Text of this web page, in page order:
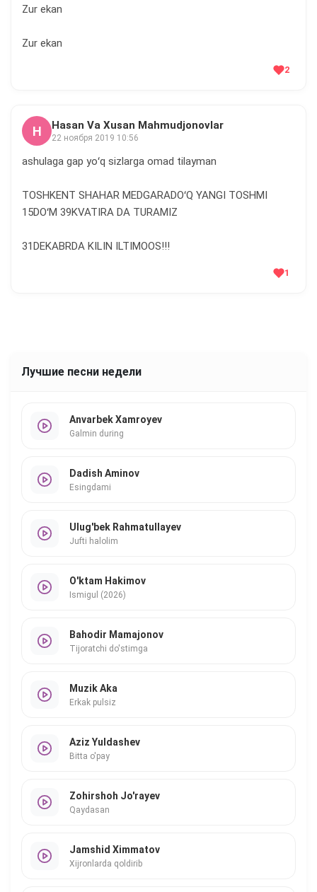
Zur ekan
Zur ekan
2
H Hasan Va Xusan Mahmudjonovlar
22 ноября 2019 10:56
ashulaga gap yoʻq sizlarga omad tilayman
TOSHKENT SHAHAR MEDGARADOʻQ YANGI TOSHMI
15DOʻM 39KVATIRA DA TURAMIZ
31DEKABRDA KILIN ILTIMOOS!!!
1
Лучшие песни недели
Anvarbek Xamroyev
Galmin during
Dadish Aminov
Esingdami
Ulug'bek Rahmatullayev
Jufti halolim
O'ktam Hakimov
Ismigul (2026)
Bahodir Mamajonov
Tijoratchi do'stimga
Muzik Aka
Erkak pulsiz
Aziz Yuldashev
Bitta o'pay
Zohirshoh Jo'rayev
Qaydasan
Jamshid Ximmatov
Xijronlarda qoldirib